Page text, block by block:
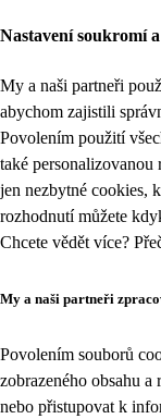
Nastavení soukromí
My a naši partneři
abychom zajistili
Povolením použití
také
jen nezbytné cookies,
rozhodnutí můžete
Chcete vědět více?
My a naši partneři
Povolením souborů
zobrazeného obsahu
nebo přistupovat k